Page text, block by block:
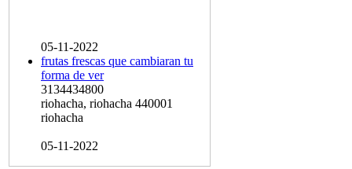
05-11-2022
frutas frescas que cambiaran tu
forma de ver
3134434800
riohacha, riohacha 440001
riohacha
05-11-2022